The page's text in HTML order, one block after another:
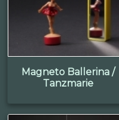
Magneto Ballerina /
Tanzmarie